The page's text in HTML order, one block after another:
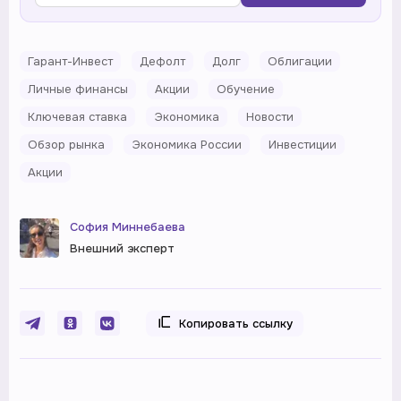
Гарант-Инвест Дефолт Долг
Облигации
Личные финансы
Акции
Обучение
Ключевая ставка
Экономика
Новости
Обзор рынка
Экономика России
Инвестиции
Акции
София Миннебаева
Внешний эксперт
Копировать ссылку